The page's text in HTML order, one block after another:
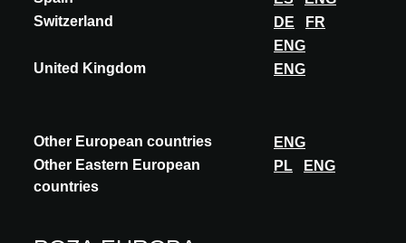
Switzerland
DE
FR
ENG
United Kingdom
ENG
Other European countries
ENG
Other Eastern European
countries
PL ENG
SUBSKRYBUJ
ARCHITECT MEETS INNOVATIONS